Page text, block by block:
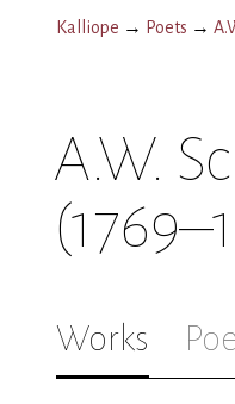
Kalliope → Poets →
A.W.
Works